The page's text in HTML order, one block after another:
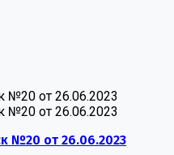
№20 от 26.06.2023
№20 от 26.06.2023
№20 от 26.06.2023